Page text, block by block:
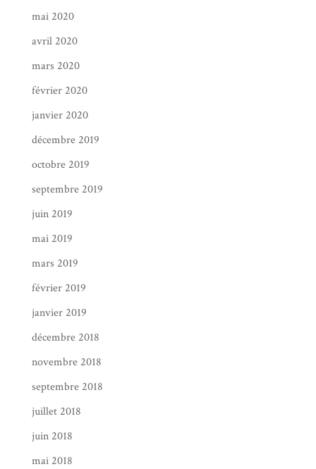
mai 2020
avril 2020
mars 2020
février 2020
janvier 2020
décembre 2019
octobre 2019
septembre 2019
juin 2019
mai 2019
mars 2019
février 2019
janvier 2019
décembre 2018
novembre 2018
septembre 2018
juillet 2018
juin 2018
mai 2018